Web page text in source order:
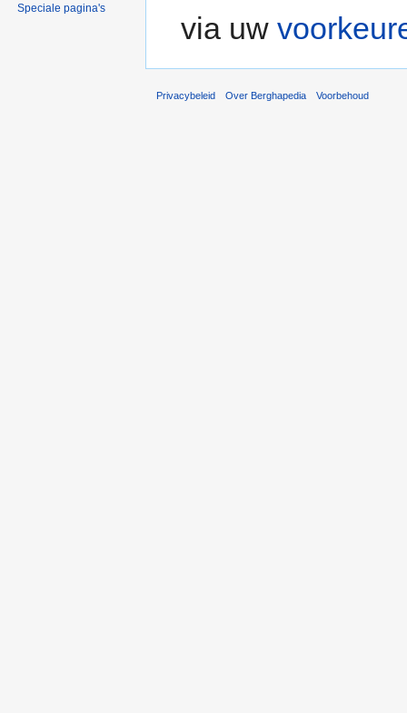
via uw
Speciale pagina's
Privacybeleid Over Berghapedia Voorbehoud